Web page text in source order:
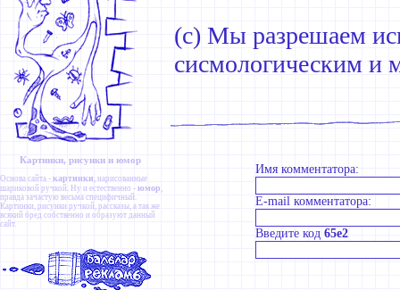
Картинки, рисунки и юмор
Основа сайта - картинки , нарисованные
шариковой ручкой. Ну и естественно - юмор ,
правда зачастую весьма специфичный.
Картинки, рисунки ручкой, рассказы, а так же
всякий бред собственно и образуют данный
сайт.
(с) Мы разрешаем
сисмологическим и
Имя комментатора:
E-mail комментатора:
Введите код 65e2